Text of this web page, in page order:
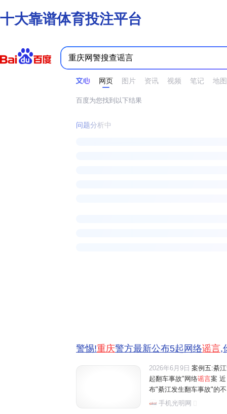
十大靠谱体育投注平台
网页 图片 资讯 视频 笔记 地图
时间不限 所有网页和文件 站点内检索
百度为您找到以下结果
问题分析中
警惕!重庆警方最新公布5起网络谣言,
2026年6月9日 案例五:綦
起翻车事故"网络谣言案
布"綦江发生翻车事故"的
罗某某为博取眼球,在毫
手机光明网